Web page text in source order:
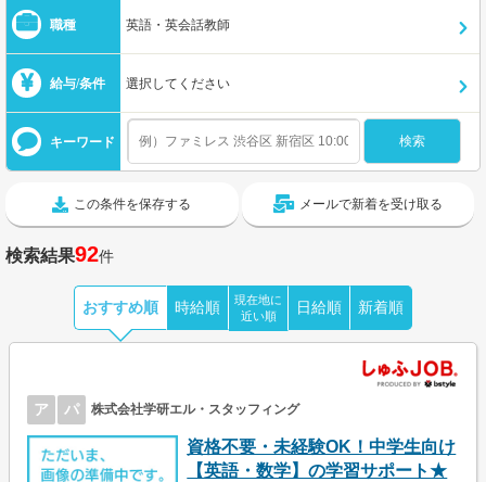
職種 英語・英会話教師
給与/条件 選択してください
キーワード
この条件を保存する メールで新着を受け取る
検索結果92件
おすすめ順 時給順
現在地に
近い順
日給順 新着順
ア パ 株式会社学研エル・スタッフィング
資格不要・未経験OK！中学生向け
【英語・数学】の学習サポート★